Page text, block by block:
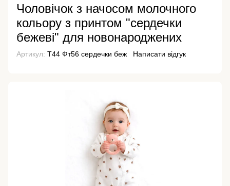
Чоловічок з начосом молочного
кольору з принтом "сердечки
бежеві" для новонароджених
Артикул: Т44 Фт56 сердечки беж Написати відгук